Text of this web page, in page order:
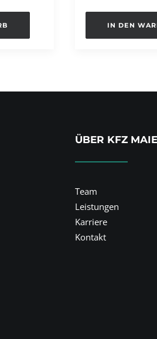
IN DEN
ÜBER KFZ
Team
Leistungen
Karriere
Kontakt